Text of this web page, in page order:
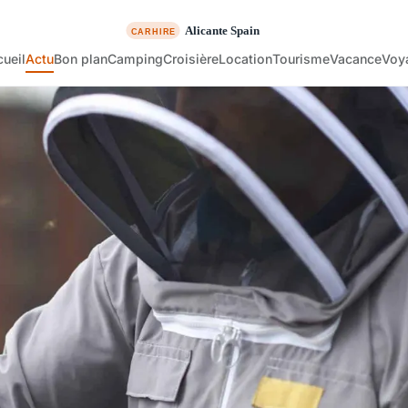
ActuBon planCampingCroisièreLocationTourismeVacance